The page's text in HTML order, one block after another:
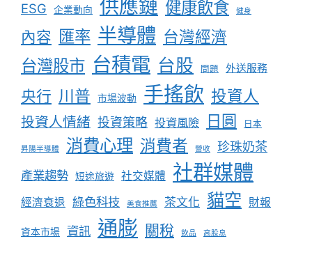
ESG 企業動向 供應鏈 健康飲食 健身
內容 匯率 半導體 台灣經濟
台灣股市 台積電 台股 問題 外送服務
央行 川普 市場波動 手搖飲 投資人
投資人情緒 投資策略 投資風險 日圓 日本
昇陽半導體 消費心理 消費者 營收
珍珠奶茶
產業趨勢
短途旅遊 社交媒體 社群媒體
經濟衰退 綠色科技 美食推薦 茶文化 貓空 財報
資本市場 資訊 通膨 關稅 飲品 高股息